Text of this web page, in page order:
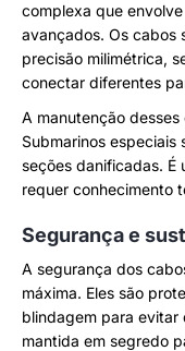
complexa que
avançados. Os cabos
precisão milimétrica,
conectar diferentes
A manutenção
Submarinos especiais
seções danificadas.
requer conhecimento
Segurança e
A segurança dos
máxima. Eles são
blindagem para evitar
mantida em segredo